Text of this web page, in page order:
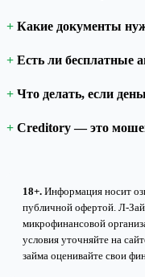
Какие документы
Есть ли бесплатные
Что делать, если
Creditory — это
18+. Информация носит
публичной офертой. Л-
микрофинансовой
условия уточняйте на
займа оценивайте свои